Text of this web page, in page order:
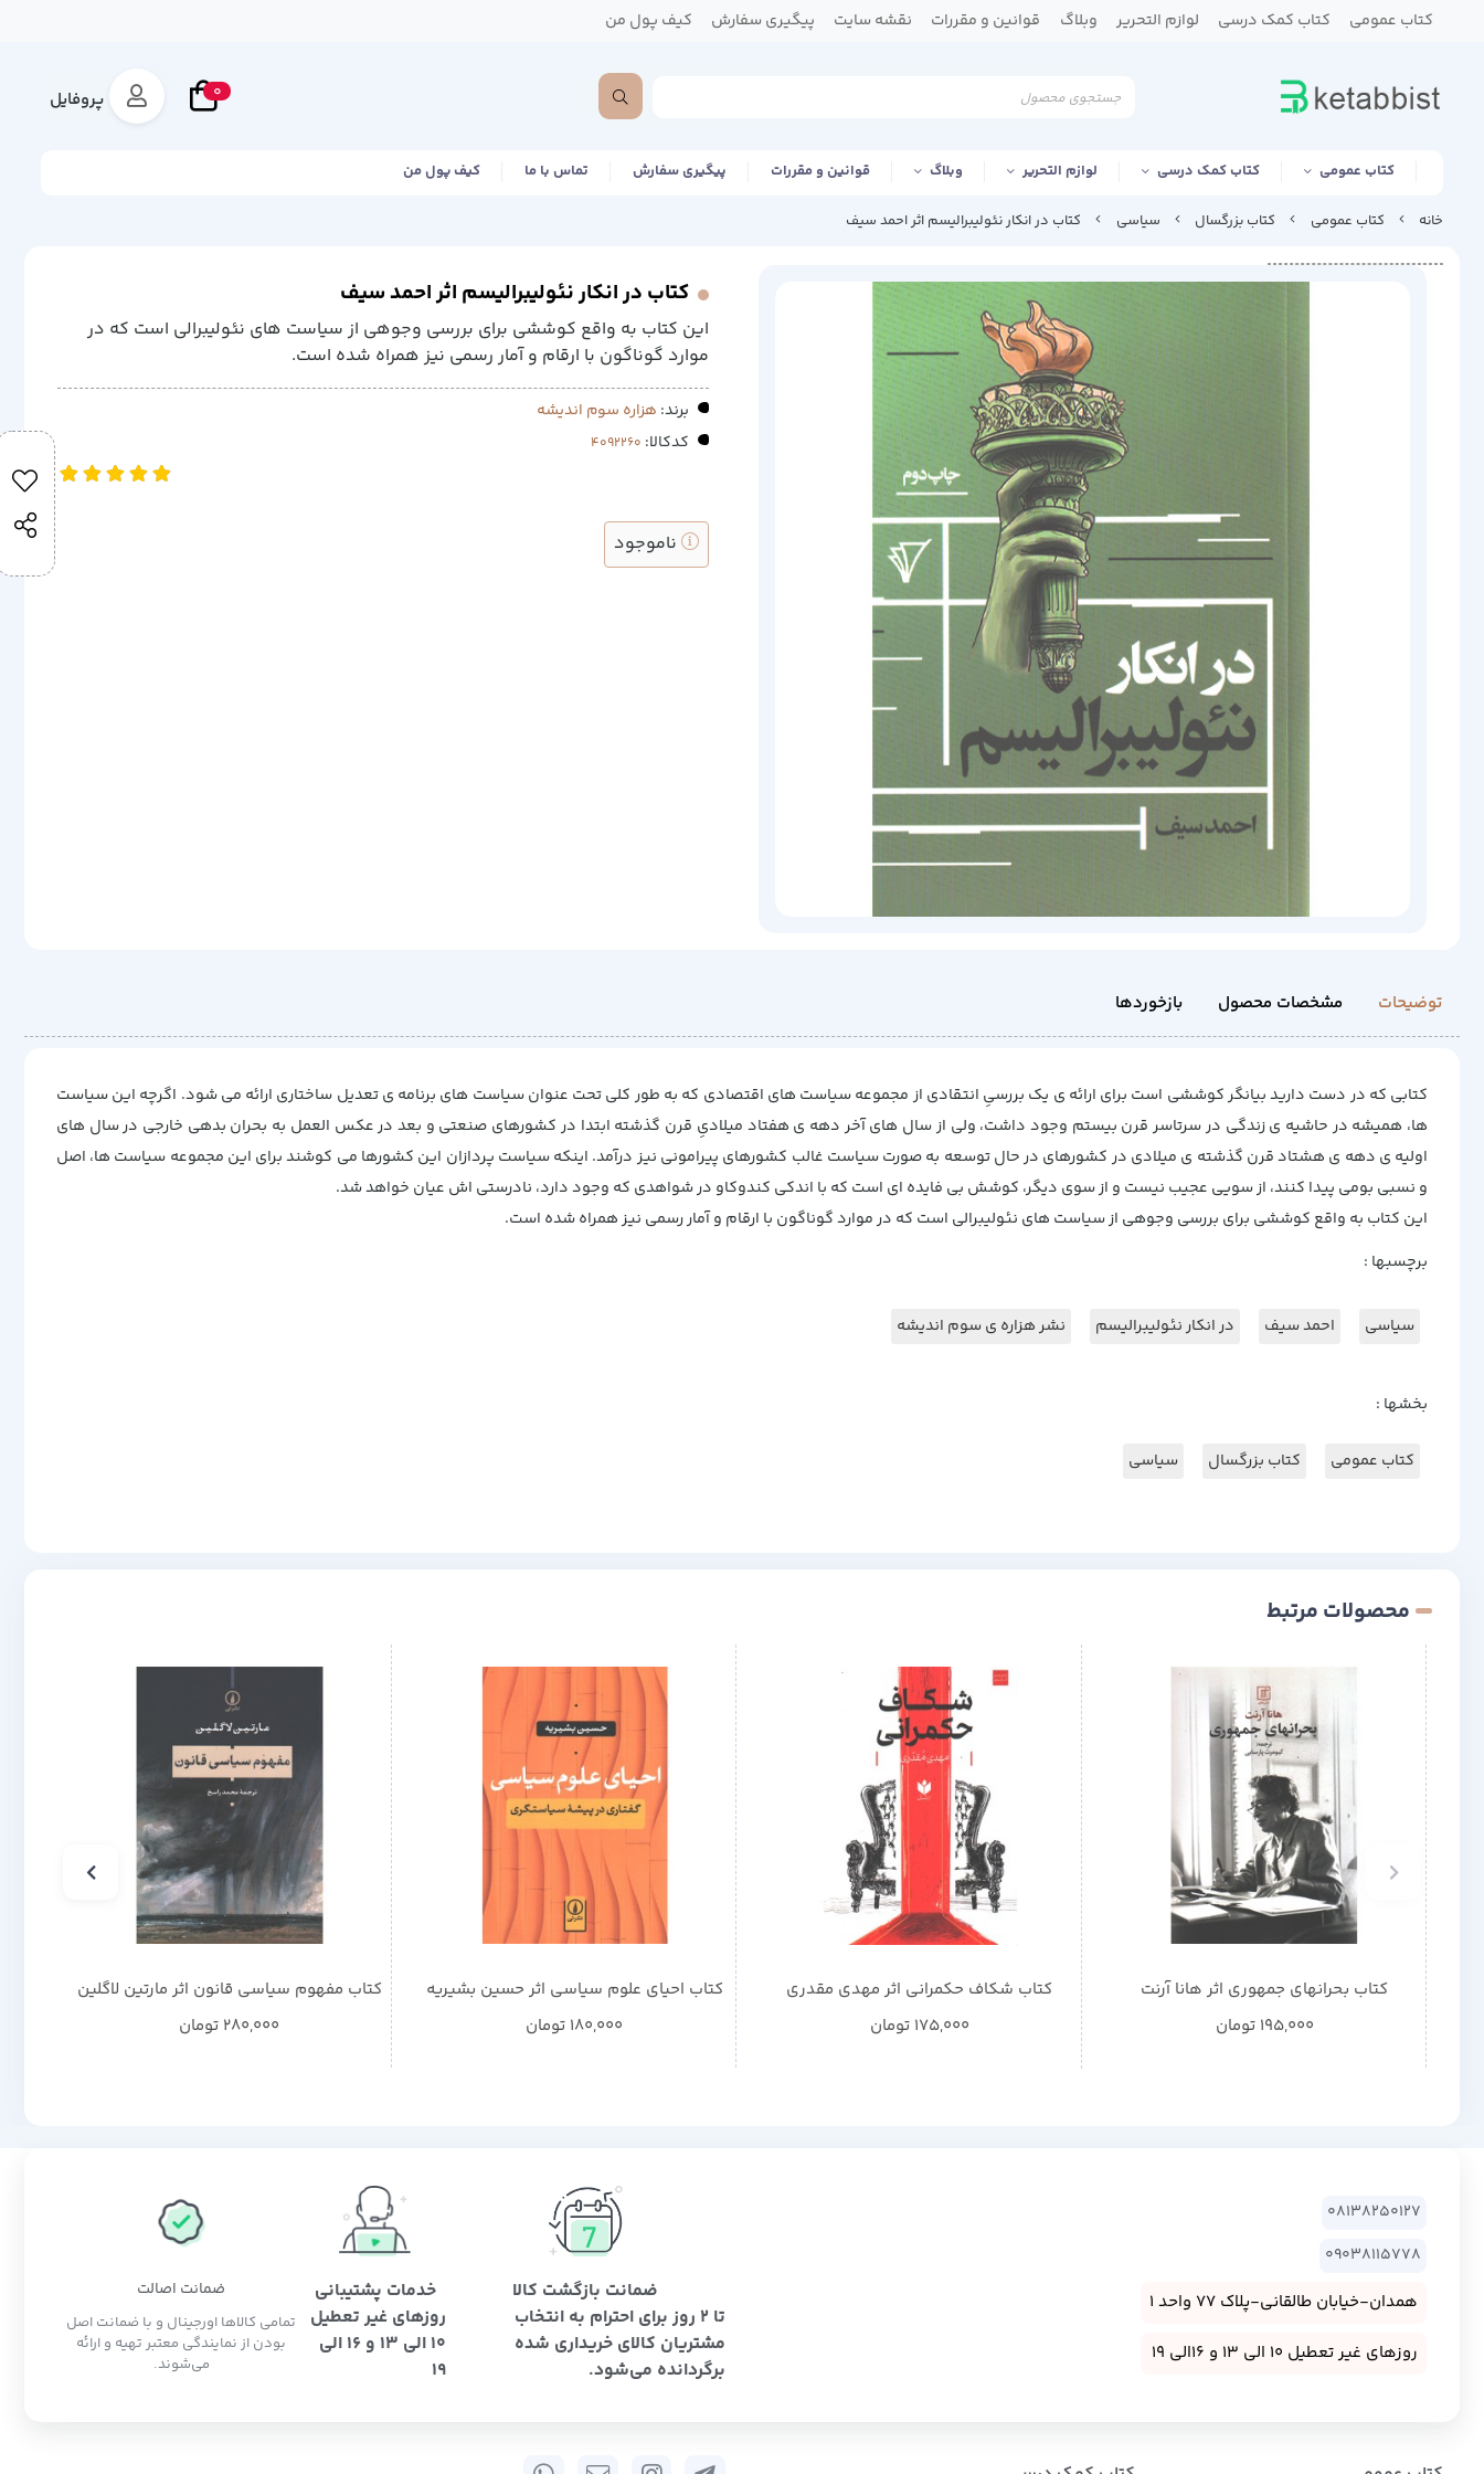
کتاب عمومی کتاب کمک درسی لوازم التحریر وبلاگ قوانین و مقررات نقشه سایت پیگیری سفارش کیف پول من
0 پروفایل
کتاب عمومی کتاب کمک درسی لوازم التحریر وبلاگ قوانین و مقررات پیگیری سفارش تماس با ما کیف پول من
خانه کتاب عمومی کتاب بزرگسال سیاسی کتاب در انکار نئولیبرالیسم اثر احمد سیف
کتاب در انکار نئولیبرالیسم اثر احمد سیف
این کتاب به واقع کوششی برای بررسی وجوهی از سیاست های نئولیبرالی است که در
موارد گوناگون با ارقام و آمار رسمی نیز همراه شده است.
برند: هزاره سوم اندیشه
کدکالا:
ناموجود
توضیحات مشخصات محصول بازخوردها
کتابی که در دست دارید بیانگر کوششی است برای ارائه ی یک بررسیِ انتقادی از مجموعه سیاست های اقتصادی که به طور کلی تحت عنوان سیاست های برنامه ی تعدیل ساختاری ارائه می شود. اگرچه این سیاست
ها، همیشه در حاشیه ی زندگی در سرتاسر قرن بیستم وجود داشت، ولی از سال های آخر دهه ی هفتاد میلادیِ قرن گذشته ابتدا در کشورهای صنعتی و بعد در عکس العمل به بحران بدهی خارجی در سال های
اولیه ی دهه ی هشتاد قرن گذشته ی میلادی در کشورهای در حال توسعه به صورت سیاست غالب کشورهای پیرامونی نیز درآمد. اینکه سیاست پردازان این کشورها می کوشند برای این مجموعه سیاست ها، اصل
و نسبی بومی پیدا کنند، از سویی عجیب نیست و از سوی دیگر، کوشش بی فایده ای است که با اندکی کندوکاو در شواهدی که وجود دارد، نادرستی اش عیان خواهد شد.
این کتاب به واقع کوششی برای بررسی وجوهی از سیاست های نئولیبرالی است که در موارد گوناگون با ارقام و آمار رسمی نیز همراه شده است.
برچسبها :
سیاسی احمد سیف در انکار نئولیبرالیسم نشر هزاره ی سوم اندیشه
بخشها :
کتاب عمومی کتاب بزرگسال سیاسی
محصولات مرتبط
کتاب بحرانهای جمهوری اثر هانا آرنت
195,000 تومان
کتاب شکاف حکمرانی اثر مهدی مقدری
175,000 تومان
کتاب احیای علوم سیاسی اثر حسین بشیریه
180,000 تومان
کتاب مفهوم سیاسی قانون اثر مارتین لاگلین
280,000 تومان
08138250127
09038115778
همدان-خیابان طالقانی-پلاک 77 واحد 1
روزهای غیر تعطیل 10 الی 13 و 16الی 19
ضمانت بازگشت کالا
تا 2 روز برای احترام به انتخاب
مشتریان کالای خریداری شده
برگردانده می‌شود.
خدمات پشتیبانی
روزهای غیر تعطیل
10 الی 13 و 16 الی
19
ضمانت اصالت
تمامی کالاها اورجینال و با ضمانت اصل
بودن از نمایندگی معتبر تهیه و ارائه
می‌شوند.